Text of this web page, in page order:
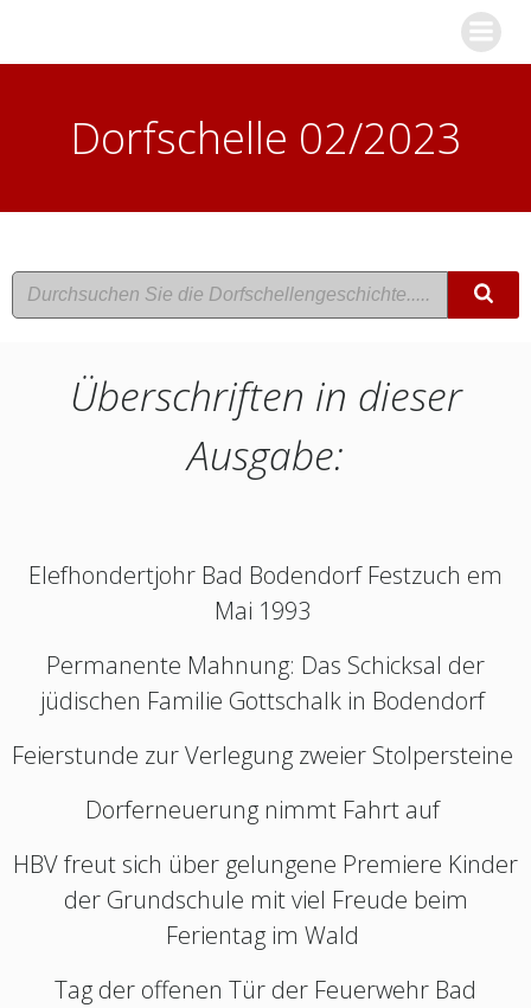
springen
Dorfschelle 02/2023
Überschriften in dieser
Ausgabe:
Elefhondertjohr Bad Bodendorf Festzuch em
Mai 1993
Permanente Mahnung: Das Schicksal der
jüdischen Familie Gottschalk in Bodendorf
Feierstunde zur Verlegung zweier Stolpersteine
Dorferneuerung nimmt Fahrt auf
HBV freut sich über gelungene Premiere Kinder
der Grundschule mit viel Freude beim
Ferientag im Wald
Tag der offenen Tür der Feuerwehr Bad